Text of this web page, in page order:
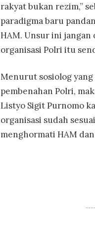
rakyat bukan rezim,”
paradigma baru
HAM. Unsur ini jangan
organisasi Polri itu
Menurut sosiolog
pembenahan Polri,
Listyo Sigit Purnomo
organisasi sudah
menghormati HAM